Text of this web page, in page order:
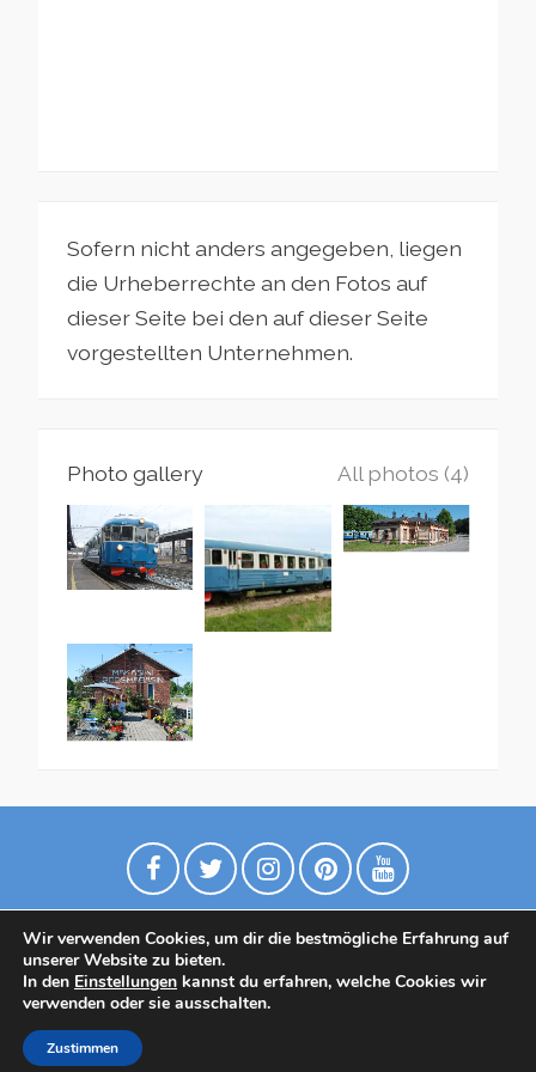
Sofern nicht anders angegeben, liegen
die Urheberrechte an den Fotos auf
dieser Seite bei den auf dieser Seite
vorgestellten Unternehmen.
Photo gallery All photos (4)
Datenschutzrichtlinie
Wir verwenden Cookies, um dir die bestmögliche Erfahrung auf
unserer Website zu bieten.
In den Einstellungen kannst du erfahren, welche Cookies wir
verwenden oder sie ausschalten.
Zustimmen